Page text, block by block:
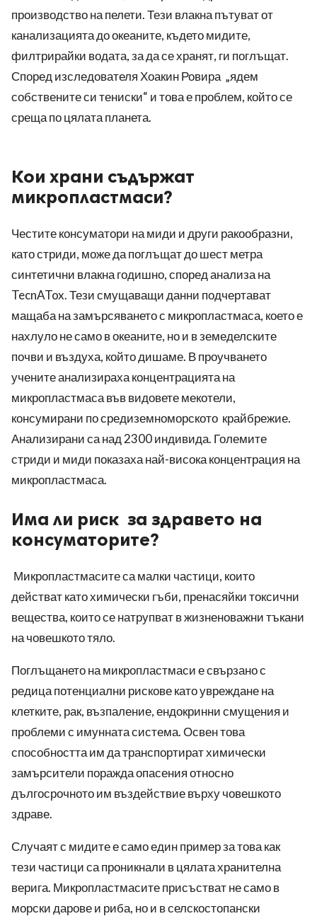
производство на пелети. Тези влакна пътуват от
канализацията до океаните, където мидите,
филтрирайки водата, за да се хранят, ги поглъщат.
Според изследователя Хоакин Ровира „ядем
собствените си тениски“ и това е проблем, който се
среща по цялата планета.
Кои храни съдържат
микропластмаси?
Честите консуматори на миди и други ракообразни,
като стриди, може да поглъщат до шест метра
синтетични влакна годишно, според анализа на
TecnATox. Тези смущаващи данни подчертават
мащаба на замърсяването с микропластмаса, което е
нахлуло не само в океаните, но и в земеделските
почви и въздуха, който дишаме. В проучването
учените анализираха концентрацията на
микропластмаса във видовете мекотели,
консумирани по средиземноморското крайбрежие.
Анализирани са над 2300 индивида. Големите
стриди и миди показаха най-висока концентрация на
микропластмаса.
Има ли риск за здравето на
консуматорите?
Микропластмасите са малки частици, които
действат като химически гъби, пренасяйки токсични
вещества, които се натрупват в жизненоважни тъкани
на човешкото тяло.
Поглъщането на микропластмаси е свързано с
редица потенциални рискове като увреждане на
клетките, рак, възпаление, ендокринни смущения и
проблеми с имунната система. Освен това
способността им да транспортират химически
замърсители поражда опасения относно
дългосрочното им въздействие върху човешкото
здраве.
Случаят с мидите е само един пример за това как
тези частици са проникнали в цялата хранителна
верига. Микропластмасите присъстват не само в
морски дарове и риба, но и в селскостопански